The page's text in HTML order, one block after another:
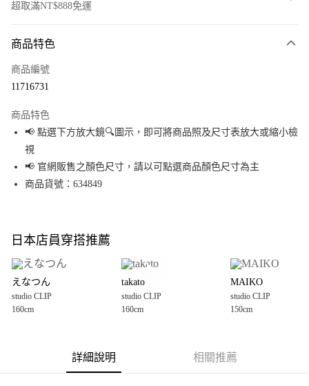
超取滿NT$888免運
信用卡一次付款
Apple Pay
街口支付
悠遊付
全盈+PAY
大哥付你分期
【大哥付你分期使用說明】
1.本服務由台灣大哥大提供，台灣大哥大用戶可立即使用無須另外申請。
2.付款方式選擇「大哥付你分期」，訂單成立後會自動跳轉到大哥付的交易
3.實際核准額度、可分期數及費用金額請依後續交易確認頁面所載為準。
4.訂單成立30分鐘內，如未前往確認交易或遇審核未通過，訂單將自動取
消。如遇「轉專審核」未通過狀況，表示未達大哥付你分期系統評分，恕無
AFTEE先享後付
全家 取貨付款
商品特色
商品編號
11716731
商品特色
📢 點選下方放大鏡🔍圖示，即可將商品照及尺寸表放大或縮小檢
視
📢 官網販售之顏色尺寸，請以可點選商品顏色尺寸為主
商品貨號：634849
日本店員穿搭推薦
えなつん
studio CLIP
160cm
takato
studio CLIP
160cm
MAIKO
studio CLIP
150cm
詳細說明 相關推薦